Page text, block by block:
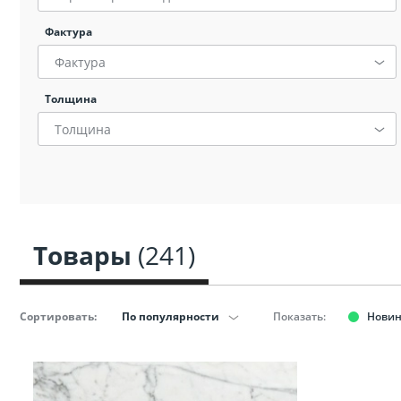
Фактура
Фактура
Толщина
Толщина
Товары (241)
Сортировать: По популярности Показать: